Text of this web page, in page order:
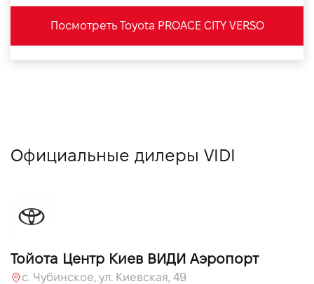
Посмотреть Toyota PROACE CITY VERSO
Официальные дилеры VIDI
Тойота Центр Киев ВИДИ Аэропорт
c. Чубинское, ул. Киевская, 49